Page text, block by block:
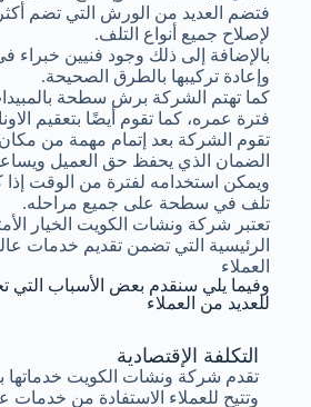
فتضم العديد من الورش التي تضم أكثر
لإصلاح جميع أنواع التلف.
بالإضافة إلى ذلك وجود فنيين
وإعادة تركيبها بالطرق الصحيحة.
كما تهتم الشركة برش سطحة
فترة عمره، كما تقوم أيضًا بتعقيم
تقوم الشركة بعد إتمام مهمة من مكان
الضمان الذي يحفظ حق العميل
ويمكن استخدامه لفترة من الوقت
تلف في سطحة على جميع مراحله.
تعتبر شركة ونشات الكويت الخيار
الرئيسية التي تضمن تقديم خدمات
العملاء
وفيما يلي سنقدم بعض الأسباب التي
للعديد من العملاء
التكلفة الإقتصادية
تقدم شركة ونشات الكويت خدماتها
وتتيح للعملاء الاستفادة من خدمات